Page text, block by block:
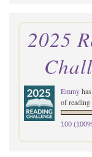
2025
Emmy
of
100